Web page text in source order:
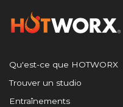
Qu'est-ce que HOTWORX
Trouver un studio
Entraînements